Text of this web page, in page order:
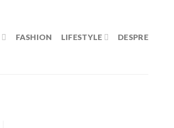
FASHION LIFESTYLE DESPRE